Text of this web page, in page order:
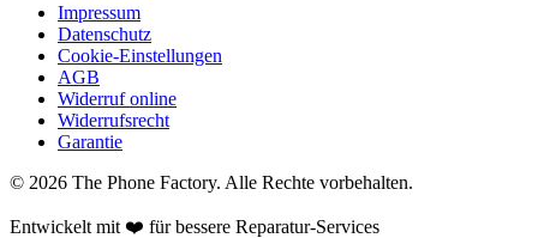
Impressum
Datenschutz
Cookie-Einstellungen
AGB
Widerruf online
Widerrufsrecht
Garantie
© 2026 The Phone Factory. Alle Rechte vorbehalten.
Entwickelt mit ❤️ für bessere Reparatur-Services